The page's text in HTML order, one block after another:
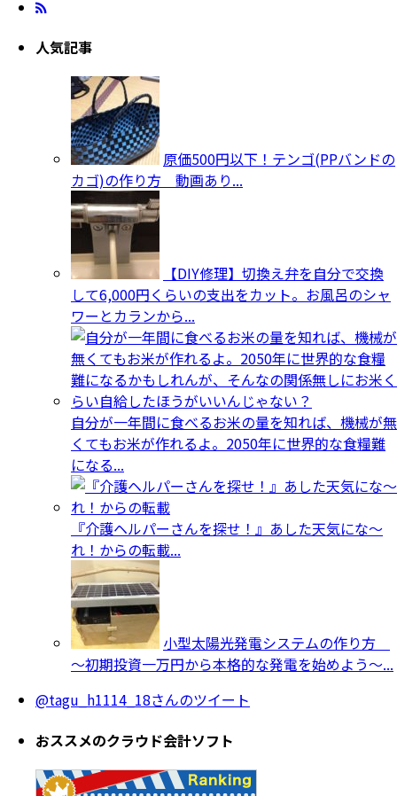
人気記事
原価500円以下！テンゴ(PPバンドの
カゴ)の作り方 動画あり...
【DIY修理】切換え弁を自分で交換
して6,000円くらいの支出をカット。お風呂のシャ
ワーとカランから...
自分が一年間に食べるお米の量を知れば、機械が無
くてもお米が作れるよ。2050年に世界的な食糧難
になる...
『介護ヘルパーさんを探せ！』あした天気にな～
れ！からの転載...
小型太陽光発電システムの作り方
～初期投資一万円から本格的な発電を始めよう～...
@tagu_h1114_18さんのツイート
おススメのクラウド会計ソフト